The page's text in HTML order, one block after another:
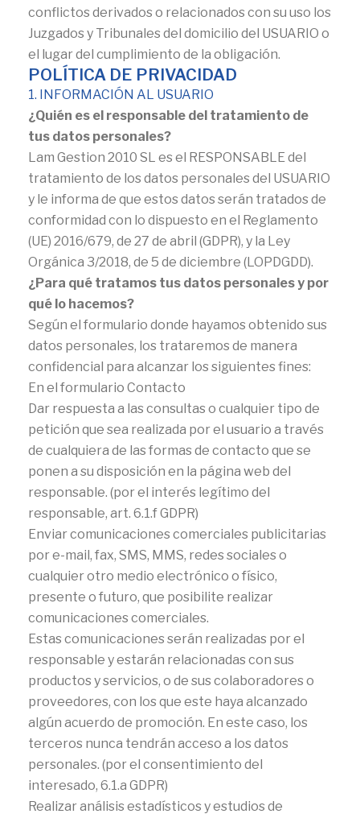
conflictos derivados o relacionados con su uso los
Juzgados y Tribunales del domicilio del USUARIO o
el lugar del cumplimiento de la obligación.
POLÍTICA DE PRIVACIDAD
1. INFORMACIÓN AL USUARIO
¿Quién es el responsable del tratamiento de
tus datos personales?
Lam Gestion 2010 SL es el RESPONSABLE del
tratamiento de los datos personales del USUARIO
y le informa de que estos datos serán tratados de
conformidad con lo dispuesto en el Reglamento
(UE) 2016/679, de 27 de abril (GDPR), y la Ley
Orgánica 3/2018, de 5 de diciembre (LOPDGDD).
¿Para qué tratamos tus datos personales y por
qué lo hacemos?
Según el formulario donde hayamos obtenido sus
datos personales, los trataremos de manera
confidencial para alcanzar los siguientes fines:
En el formulario Contacto
Dar respuesta a las consultas o cualquier tipo de
petición que sea realizada por el usuario a través
de cualquiera de las formas de contacto que se
ponen a su disposición en la página web del
responsable. (por el interés legítimo del
responsable, art. 6.1.f GDPR)
Enviar comunicaciones comerciales publicitarias
por e-mail, fax, SMS, MMS, redes sociales o
cualquier otro medio electrónico o físico,
presente o futuro, que posibilite realizar
comunicaciones comerciales.
Estas comunicaciones serán realizadas por el
responsable y estarán relacionadas con sus
productos y servicios, o de sus colaboradores o
proveedores, con los que este haya alcanzado
algún acuerdo de promoción. En este caso, los
terceros nunca tendrán acceso a los datos
personales. (por el consentimiento del
interesado, 6.1.a GDPR)
Realizar análisis estadísticos y estudios de